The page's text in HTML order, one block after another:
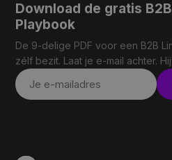
Download de gratis
Playbook
De 9-delige PDF voor een B2B
zélf bezit. Laat je e-mail achter.